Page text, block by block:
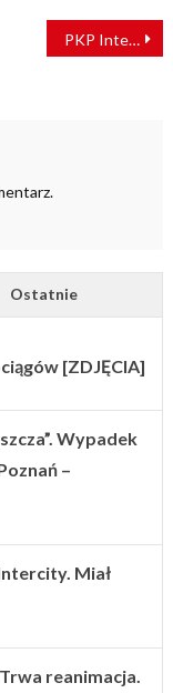
PKP Intercity zamawia 118 automatów vendingowych
Ostatnie
[ZDJĘCIA]
Wypadek
–
Miał
reanimacja.